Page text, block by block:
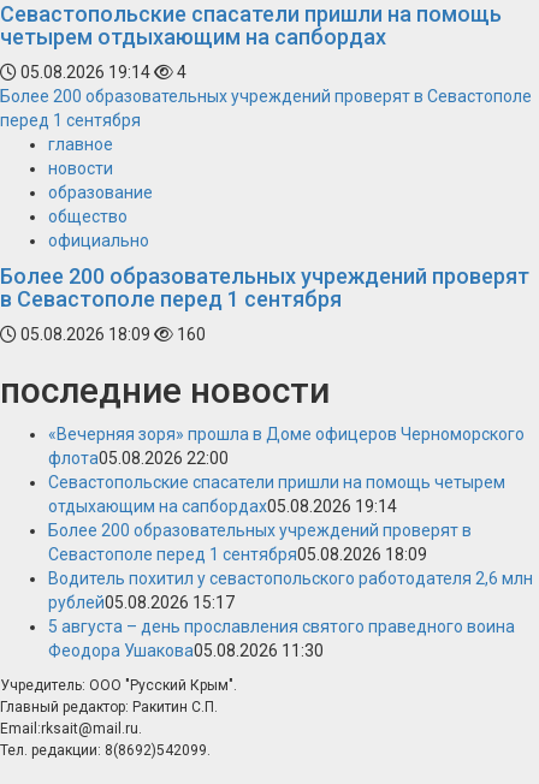
Севастопольские спасатели пришли на помощь
четырем отдыхающим на сапбордах
05.08.2026 19:14
4
Более 200 образовательных учреждений проверят в Севастополе
перед 1 сентября
главное
новости
образование
общество
официально
Более 200 образовательных учреждений проверят
в Севастополе перед 1 сентября
05.08.2026 18:09 160
последние новости
«Вечерняя зоря» прошла в Доме офицеров Черноморского
флота05.08.2026 22:00
Севастопольские спасатели пришли на помощь четырем
отдыхающим на сапбордах05.08.2026 19:14
Более 200 образовательных учреждений проверят в
Севастополе перед 1 сентября05.08.2026 18:09
Водитель похитил у севастопольского работодателя 2,6 млн
рублей05.08.2026 15:17
5 августа – день прославления святого праведного воина
Феодора Ушакова05.08.2026 11:30
Учредитель: ООО "Русский Крым".
Главный редактор: Ракитин С.П.
Email:rksait@mail.ru.
Тел. редакции: 8(8692)542099.